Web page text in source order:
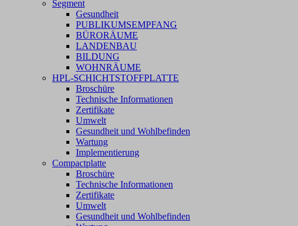
Segment
Gesundheit
PUBLIKUMSEMPFANG
BÜRORÄUME
LANDENBAU
BILDUNG
WOHNRÄUME
HPL-SCHICHTSTOFFPLATTE
Broschüre
Technische Informationen
Zertifikate
Umwelt
Gesundheit und Wohlbefinden
Wartung
Implementierung
Compactplatte
Broschüre
Technische Informationen
Zertifikate
Umwelt
Gesundheit und Wohlbefinden